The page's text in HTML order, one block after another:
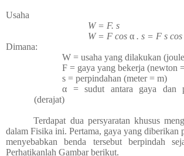
Usaha
W = F. s
W = F cos α . s = F s cos
Dimana:
W = usaha yang dilakukan
F = gaya yang bekerja (newton
s = perpindahan (meter = m)
α = sudut antara gaya dan
(derajat)
Terdapat dua persyaratan khusus
dalam Fisika ini. Pertama, gaya yang diberikan
menyebabkan benda tersebut berpindah
Perhatikanlah Gambar berikut.